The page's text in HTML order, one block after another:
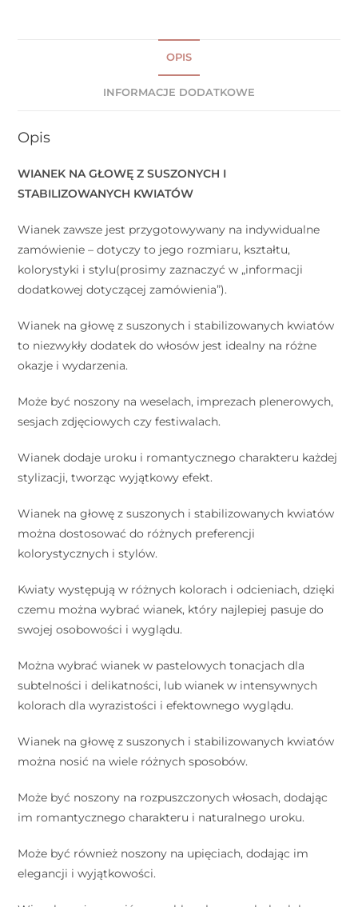
OPIS
INFORMACJE DODATKOWE
Opis
WIANEK NA GŁOWĘ Z SUSZONYCH I
STABILIZOWANYCH KWIATÓW
Wianek zawsze jest przygotowywany na indywidualne
zamówienie – dotyczy to jego rozmiaru, kształtu,
kolorystyki i stylu(prosimy zaznaczyć w „informacji
dodatkowej dotyczącej zamówienia”).
Wianek na głowę z suszonych i stabilizowanych kwiatów
to niezwykły dodatek do włosów jest idealny na różne
okazje i wydarzenia.
Może być noszony na weselach, imprezach plenerowych,
sesjach zdjęciowych czy festiwalach.
Wianek dodaje uroku i romantycznego charakteru każdej
stylizacji, tworząc wyjątkowy efekt.
Wianek na głowę z suszonych i stabilizowanych kwiatów
można dostosować do różnych preferencji
kolorystycznych i stylów.
Kwiaty występują w różnych kolorach i odcieniach, dzięki
czemu można wybrać wianek, który najlepiej pasuje do
swojej osobowości i wyglądu.
Można wybrać wianek w pastelowych tonacjach dla
subtelności i delikatności, lub wianek w intensywnych
kolorach dla wyrazistości i efektownego wyglądu.
Wianek na głowę z suszonych i stabilizowanych kwiatów
można nosić na wiele różnych sposobów.
Może być noszony na rozpuszczonych włosach, dodając
im romantycznego charakteru i naturalnego uroku.
Może być również noszony na upięciach, dodając im
elegancji i wyjątkowości.